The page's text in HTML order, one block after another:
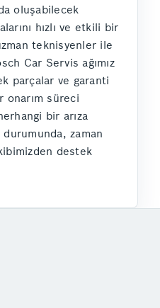
oluşabilecek
hızlı ve etkili bir
teknisyenler ile
Car Servis ağımız
parçalar ve garanti
onarım süreci
bir arıza
zaman
destek